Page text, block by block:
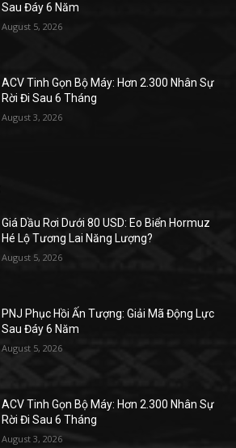
Sau Đáy 6 Năm
August 5, 2026
ACV Tinh Gọn Bộ Máy: Hơn 2.300 Nhân Sự
Rời Đi Sau 6 Tháng
August 3, 2026
Giá Dầu Rơi Dưới 80 USD: Eo Biển Hormuz
Hé Lộ Tương Lai Năng Lượng?
August 5, 2026
PNJ Phục Hồi Ấn Tượng: Giải Mã Động Lực
Sau Đáy 6 Năm
August 5, 2026
ACV Tinh Gọn Bộ Máy: Hơn 2.300 Nhân Sự
Rời Đi Sau 6 Tháng
August 3, 2026